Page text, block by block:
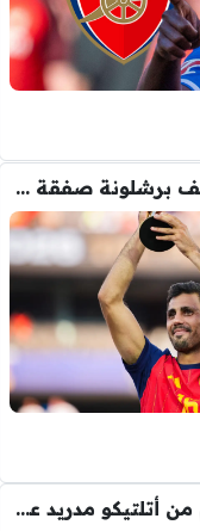
تحول مفاجئ .. هل يخطف برشلونة صفقة رودري من قلب مدريد ؟
بعد زيارة ديكو.. رد حاسم من أتلتيكو مدريد على برشلونة في ملف ألفاريز